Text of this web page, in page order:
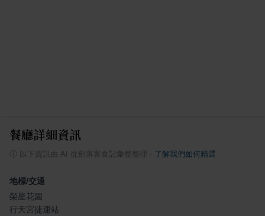
餐廳詳細資訊
以下資訊由 AI 從部落客食記彙整整理 了解我們如何精選
地標/交通
榮星花園
行天宮捷運站